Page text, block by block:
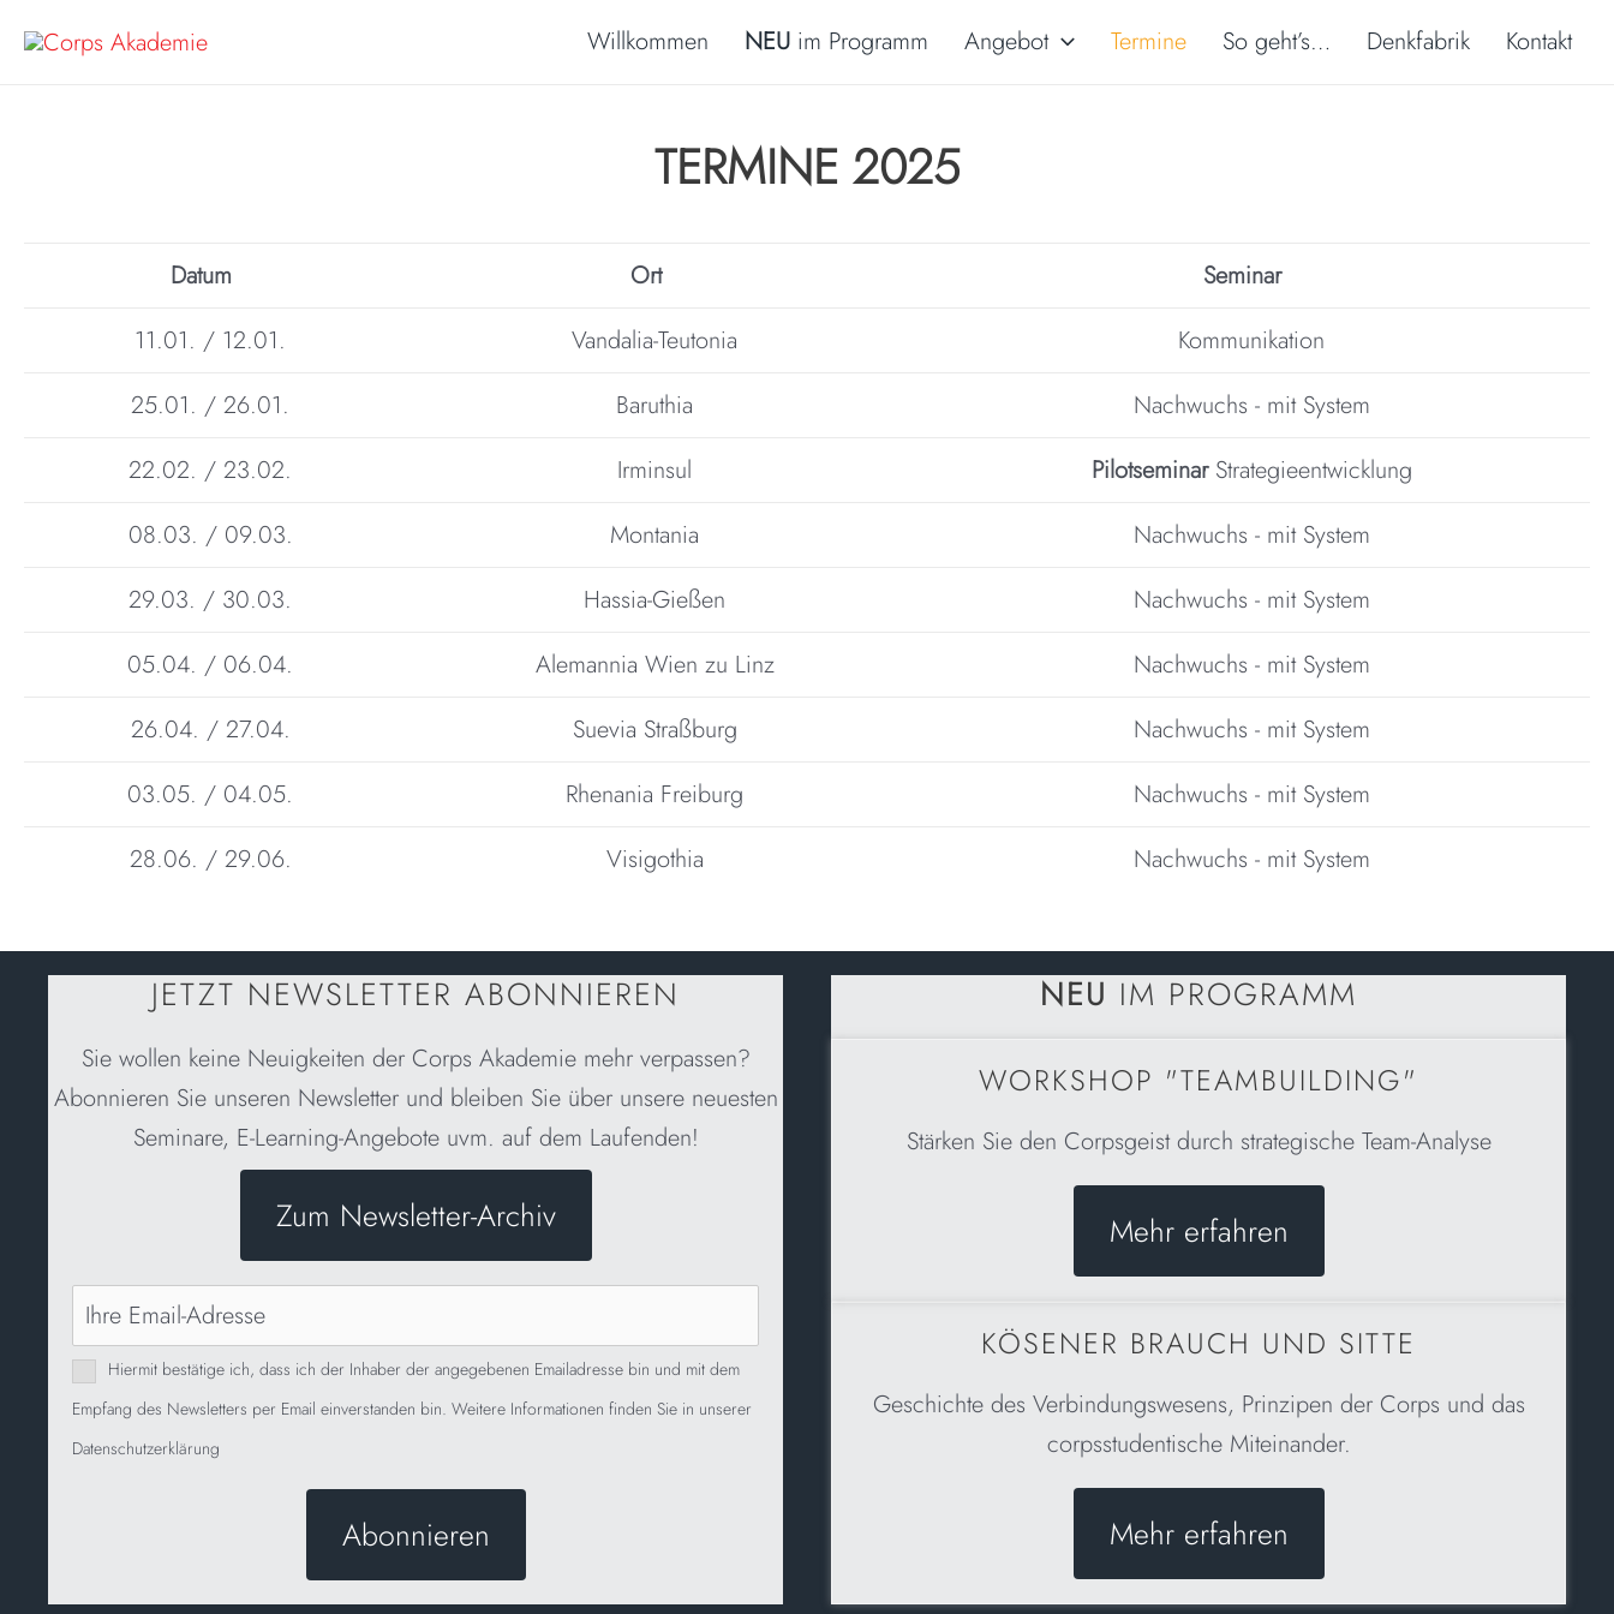
Inhalt
Willkommen NEU im Programm Angebot Termine So geht’s… Denkfabrik Kontakt
TERMINE 2025
Datum Ort
Seminar
11.01. / 12.01.
Vandalia-Teutonia
Kommunikation
25.01. / 26.01.
Baruthia
Nachwuchs - mit System
22.02. / 23.02.
Irminsul PilotseminarStrategieentwicklung
08.03. / 09.03.
Montania
Nachwuchs - mit System
29.03. / 30.03.
Hassia-Gießen
Nachwuchs - mit System
05.04. / 06.04.
Alemannia Wien zu Linz
Nachwuchs - mit System
26.04. / 27.04.
Suevia Straßburg
Nachwuchs - mit System
03.05. / 04.05.
Rhenania Freiburg
Nachwuchs - mit System
28.06. / 29.06.
Visigothia Nachwuchs - mit System
JETZT NEWSLETTER ABONNIEREN
Sie wollen keine Neuigkeiten der Corps Akademie mehr verpassen?
Abonnieren Sie unseren Newsletter und bleiben Sie über unsere neuesten
Seminare, E-Learning-Angebote uvm. auf dem Laufenden!
Zum Newsletter-Archiv
Hiermit bestätige ich, dass ich der Inhaber der angegebenen Emailadresse bin und mit dem
Empfang des Newsletters per Email einverstanden bin. Weitere Informationen finden Sie in unserer
Datenschutzerklärung
NEU IM PROGRAMM
WORKSHOP "TEAMBUILDING"
Stärken Sie den Corpsgeist durch strategische Team-Analyse
Mehr erfahren
KÖSENER BRAUCH UND SITTE
Geschichte des Verbindungswesens, Prinzipen der Corps und das
corpsstudentische Miteinander.
Mehr erfahren